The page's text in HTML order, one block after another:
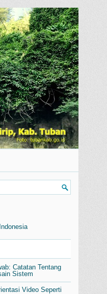
Catatan Tentang
Sistem
Video Seperti